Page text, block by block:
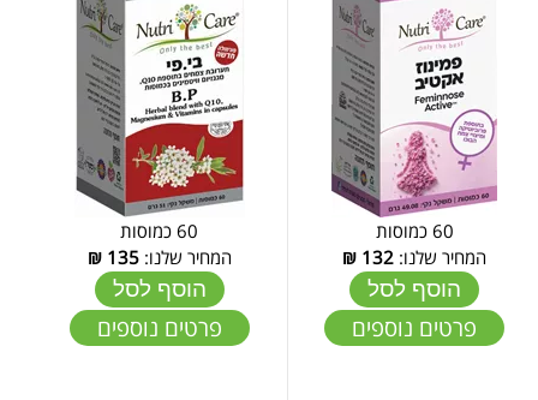
60 כמוסות
המחיר שלנו: 132
₪
הוסף לסל
פרטים נוספים
60 כמוסות
המחיר שלנו:135
₪
הוסף לסל
פרטים נוספים